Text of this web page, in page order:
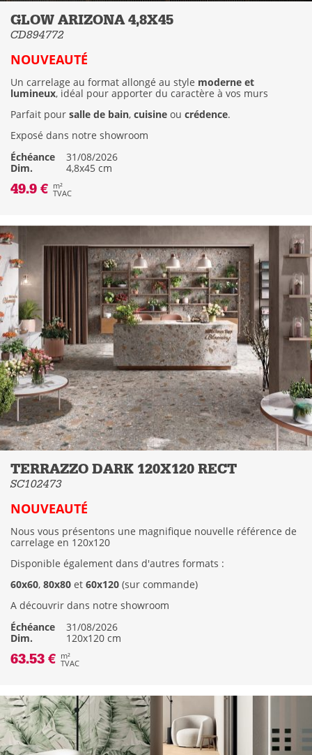
GLOW ARIZONA 4,8X45
CD894772
NOUVEAUTÉ
Un carrelage au format allongé au style moderne et
lumineux, idéal pour apporter du caractère à vos murs
Parfait pour salle de bain, cuisine ou crédence.
Exposé dans notre showroom
Échéance
31/08/2026
Dim.
4,8x45 cm
49.9 € m²
TVAC
TERRAZZO DARK 120X120 RECT
SC102473
NOUVEAUTÉ
Nous vous présentons une magnifique nouvelle référence de
carrelage en 120x120
Disponible également dans d'autres formats :
60x60, 80x80 et 60x120 (sur commande)
A découvrir dans notre showroom
Échéance
31/08/2026
Dim.
120x120 cm
63.53 € m²
TVAC